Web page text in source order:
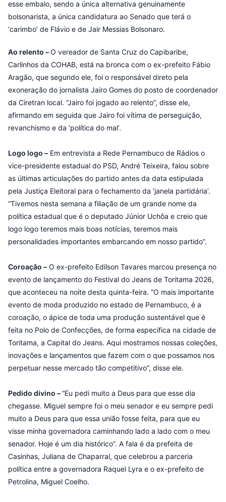
esse embalo, sendo a única alternativa genuinamente
bolsonarista, a única candidatura ao Senado que terá o
‘carimbo’ de Flávio e de Jair Messias Bolsonaro.
Ao relento –O vereador de Santa Cruz do Capibaribe,
Carlinhos da COHAB, está na bronca com o ex-prefeito Fábio
Aragão, que segundo ele, foi o responsável direto pela
exoneração do jornalista Jairo Gomes do posto de coordenador
da Ciretran local. “Jairo foi jogado ao relento”, disse ele,
afirmando em seguida que Jairo foi vítima de perseguição,
revanchismo e da ‘política do mal’.
Logo logo – Em entrevista a Rede Pernambuco de Rádios o
vice-presidente estadual do PSD, André Teixeira, falou sobre
as últimas articulações do partido antes da data estipulada
pela Justiça Eleitoral para o fechamento da ‘janela partidária’.
“Tivemos nesta semana a filiação de um grande nome da
política estadual que é o deputado Júnior Uchôa e creio que
logo logo teremos mais boas notícias, teremos mais
personalidades importantes embarcando em nosso partido”.
Coroação – O ex-prefeito Edilson Tavares marcou presença no
evento de lançamento do Festival do Jeans de Toritama 2026,
que aconteceu na noite desta quinta-feira. “O mais importante
evento de moda produzido no estado de Pernambuco, é a
coroação, o ápice de toda uma produção sustentável que é
feita no Polo de Confecções, de forma especifica na cidade de
Toritama, a Capital do Jeans. Aqui mostramos nossas coleções,
inovações e lançamentos que fazem com o que possamos nos
perpetuar nesse mercado tão competitivo”, disse ele.
Pedido divino –“Eu pedi muito a Deus para que esse dia
chegasse. Miguel sempre foi o meu senador e eu sempre pedi
muito a Deus para que essa união fosse feita, para que eu
visse minha governadora caminhando lado a lado com o meu
senador. Hoje é um dia histórico”. A fala é da prefeita de
Casinhas, Juliana de Chaparral, que celebrou a parceria
política entre a governadora Raquel Lyra e o ex-prefeito de
Petrolina, Miguel Coelho.